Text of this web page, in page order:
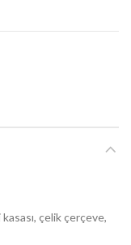
çelik çerçeve,